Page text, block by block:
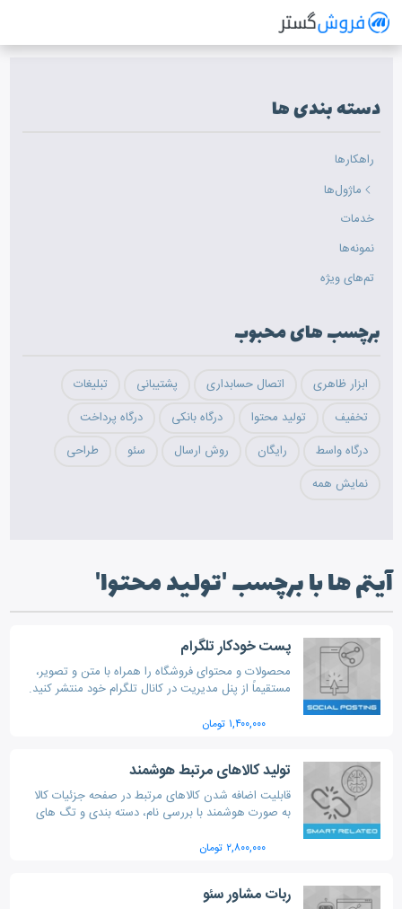
سیستم مدیریت فروش آنلاین
دسته بندی ها
راهکارها
ماژول‌ها
خدمات
نمونه‌ها
تم‌های ویژه
برچسب های محبوب
ابزار ظاهری اتصال حسابداری پشتیبانی
تبلیغات
تخفیف
تولید محتوا درگاه بانکی
درگاه پرداخت
درگاه واسط
رایگان روش ارسال سئو
طراحی
نمایش همه
آیتم ها با برچسب 'تولید محتوا'
پست خودکار تلگرام
محصولات و محتوای فروشگاه را همراه با متن و تصویر،
مستقیماً از پنل مدیریت در کانال تلگرام خود منتشر کنید.
تولید کالاهای مرتبط هوشمند
قابلیت اضافه شدن کالاهای مرتبط در صفحه جزئیات کالا
به صورت هوشمند با بررسی نام، دسته بندی و تگ های
ربات مشاور سئو